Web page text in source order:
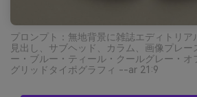
プロンプト：無地背景に雑誌エディトリア
見出し、サブヘッド、カラム、画像プレー
ー・ブルー・ティール・クールグレー・オ
グリッドタイポグラフィ --ar 21:9